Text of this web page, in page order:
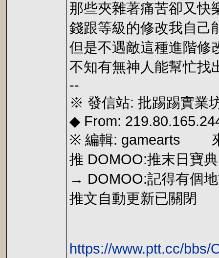
那些夾雜著痛苦卻又快
錢跟等級的修改我自己
但是不遇敵這種進階修
不知有無神人能幫忙找
--
※ 發信站: 批踢踢實業
◆ From:
※ 編輯: gamearts
推 DOMOO:推末日寶
→ DOMOO:記得有個
推文自動更新已關閉
https://www.ptt.cc/bbs/